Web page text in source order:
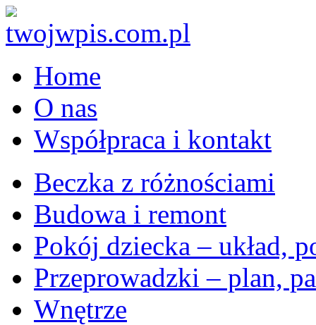
Home
O nas
Współpraca i kontakt
Beczka z różnościami
Budowa i remont
Pokój dziecka – układ,
Przeprowadzki – plan,
Wnętrze